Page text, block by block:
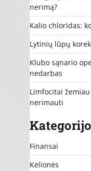
nerimą?
Kalio chloridas:
Lytinių lūpų
Klubo sąnario
nedarbas
Limfocitai
nerimauti
Finansai
Kelionės